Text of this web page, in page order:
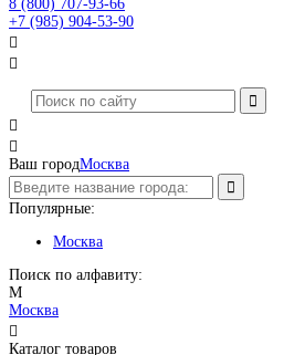
8 (800) 707-93-66
+7 (985) 904-53-90




Ваш городМосква
Популярные:
Москва
Поиск по алфавиту:
М
Москва

Каталог товаров